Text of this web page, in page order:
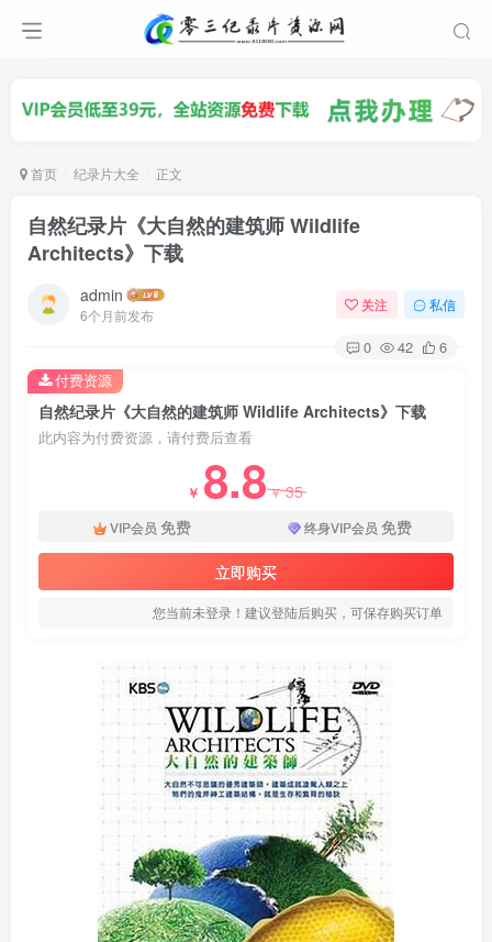
首页 纪录片大全 正文
自然纪录片《大自然的建筑师 Wildlife
Architects》下载
admin
6个月前发布
关注 私信
0 42 6
自然纪录片《大自然的建筑师 Wildlife Architects》下载
此内容为付费资源，请付费后查看
￥ 8.8￥35
VIP会员 免费 终身VIP会员 免费
立即购买
您当前未登录！建议登陆后购买，可保存购买订单
付费资源